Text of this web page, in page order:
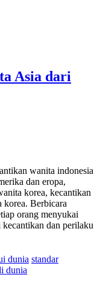
Asia dari
wanita indonesia
dan eropa,
korea, kecantikan
korea. Berbicara
orang menyukai
dan perilaku
dunia standar
dunia